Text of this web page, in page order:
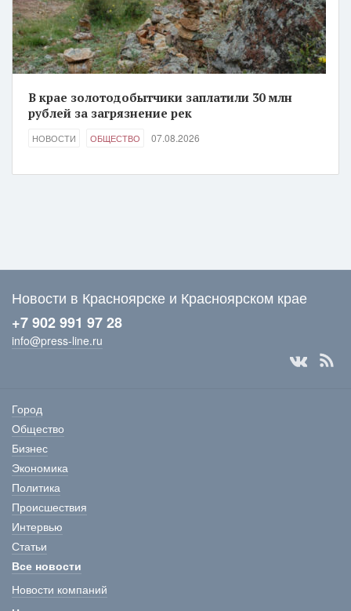
В крае золотодобытчики заплатили 30 млн
рублей за загрязнение рек
НОВОСТИ ОБЩЕСТВО 07.08.2026
Новости в Красноярске и Красноярском крае
+7 902 991 97 28
info@press-line.ru
Город
Общество
Бизнес
Экономика
Политика
Происшествия
Интервью
Статьи
Все новости
Новости компаний